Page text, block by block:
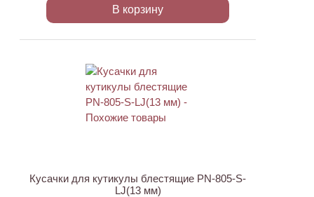
В корзину
Кусачки для кутикулы блестящие PN-805-S-
LJ(13 мм)